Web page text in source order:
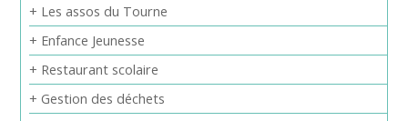
+ Les assos du Tourne
+ Enfance Jeunesse
+ Restaurant scolaire
+ Gestion des déchets